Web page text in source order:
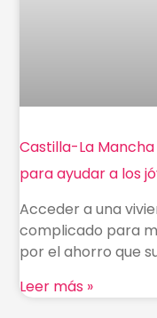
Castilla-La
para ayudar a los
Acceder a una
complicado para
por el ahorro que
Leer más »